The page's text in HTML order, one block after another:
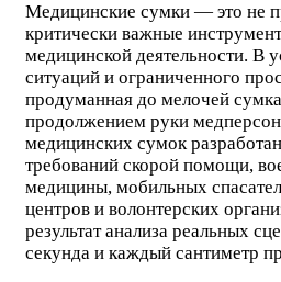
Медицинские сумки — это не
критически важные
медицинской деятельности. В
ситуаций и ограниченного
продуманная до мелочей
продолжением руки
медицинских сумок
требований скорой помощи,
медицины, мобильных
центров и волонтерских
результат анализа реальных
секунда и каждый сантиметр